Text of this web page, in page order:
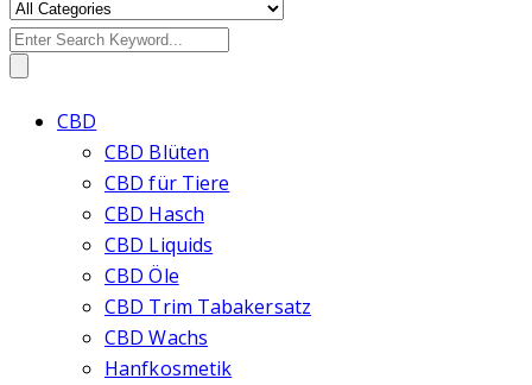
Search
CBD
CBD Blüten
CBD für Tiere
CBD Hasch
CBD Liquids
CBD Öle
CBD Trim Tabakersatz
CBD Wachs
Hanfkosmetik